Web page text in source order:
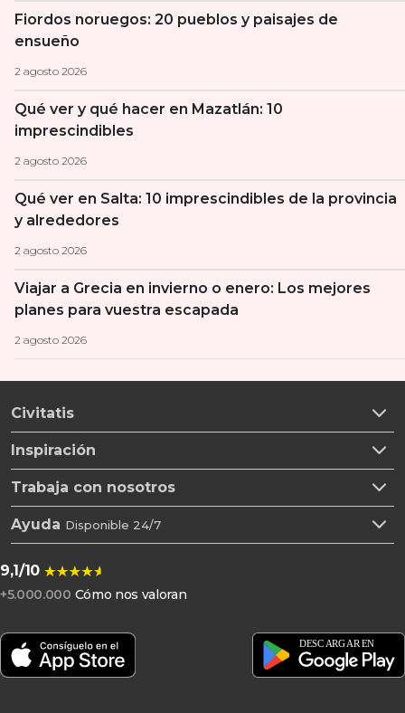
Fiordos noruegos: 20 pueblos y paisajes de
ensueño
2 agosto 2026
Qué ver y qué hacer en Mazatlán: 10
imprescindibles
2 agosto 2026
Qué ver en Salta: 10 imprescindibles de la provincia
y alrededores
2 agosto 2026
Viajar a Grecia en invierno o enero: Los mejores
planes para vuestra escapada
2 agosto 2026
Civitatis
Inspiración
Trabaja con nosotros
Ayuda Disponible 24/7
9,1/10
+5.000.000 Cómo nos valoran